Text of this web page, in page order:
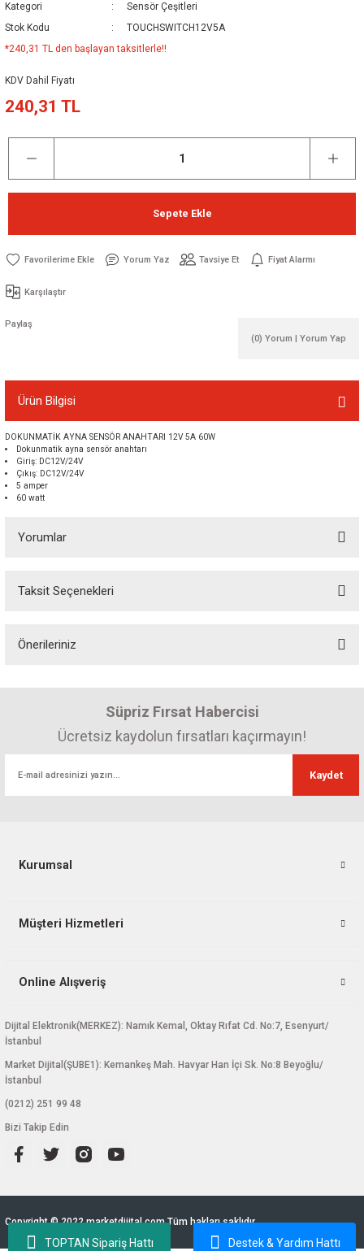
TOPTAN Sipariş Hattı Destek & Yardım Hattı
Kategori
Sensör Çeşitleri
Stok Kodu
TOUCHSWITCH12V5A
*240,31 TL den başlayan taksitlerle!!
KDV Dahil Fiyatı
240,31 TL
Sepete Ekle
Yorum Yaz Tavsiye Et Fiyat Alarmı
Karşılaştır
Paylaş
(0) Yorum | Yorum Yap
Ürün Bilgisi
DOKUNMATİK AYNA SENSÖR ANAHTARI 12V 5A 60W
Dokunmatik ayna sensör anahtarı
Giriş: DC12V/24V
Çıkış: DC12V/24V
5 amper
60 watt
Yorumlar
Taksit Seçenekleri
Önerileriniz
Görüş ve önerileriniz için teşekkür ederiz.
Ürün resmi kalitesiz, bozuk veya görüntülenemiyor.
Bu ürüne benzer farklı alternatifler olmalı.
Süpriz Fırsat Habercisi
Ücretsiz kaydolun fırsatları kaçırmayın!
Kaydet
Kurumsal
Müşteri Hizmetleri
Online Alışveriş
Dijital Elektronik(MERKEZ): Namık Kemal, Oktay Rıfat Cd. No:7, Esenyurt/
İstanbul
Market Dijital(ŞUBE1): Kemankeş Mah. Havyar Han İçi Sk. No:8 Beyoğlu/
İstanbul
(0212) 251 99 48
Bizi Takip Edin
Copyright © 2022 marketdijital.com Tüm hakları saklıdır.